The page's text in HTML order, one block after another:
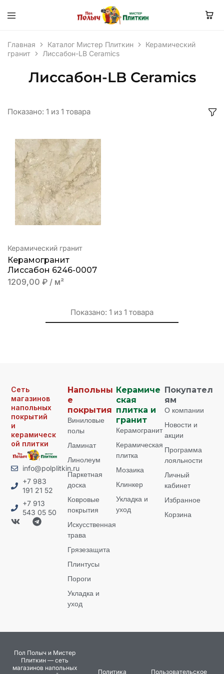
Главная Каталог Мистер Плиткин
Керамический
гранит
Лиссабон-LB Ceramics
Лиссабон-LB Ceramics
Показано: 1 из 1 товара
Керамический гранит
Керамогранит
Лиссабон 6246-0007
1209,00 ₽ / м²
Показано: 1 из 1 товара
Сеть
магазинов
напольных
покрытий
и
керамическ
ой плитки
info@polplitkin.ru
+7 983
191 21 52
+7 913
543 05 50
Напольны
е
покрытия
Виниловые
полы
Ламинат
Линолеум
Паркетная
доска
Ковровые
покрытия
Искусственная
трава
Грязезащита
Плинтусы
Пороги
Укладка и
уход
Керамиче
ская
плитка и
гранит
Керамогранит
Керамическая
плитка
Мозаика
Клинкер
Укладка и
уход
Покупател
ям
О компании
Новости и
акции
Программа
лояльности
Личный
кабинет
Избранное
Корзина
Пол Полыч и Мистер
Плиткин — сеть
магазинов напольных
Политика Пользовательское